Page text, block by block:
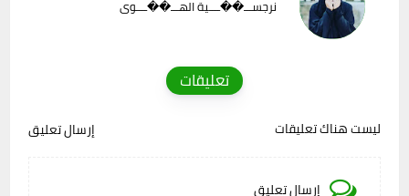
نرجســـ��ــــية الهـــ��ــــوى
تعليقات
ليست هناك تعليقات إرسال تعليق
إرسال تعليق